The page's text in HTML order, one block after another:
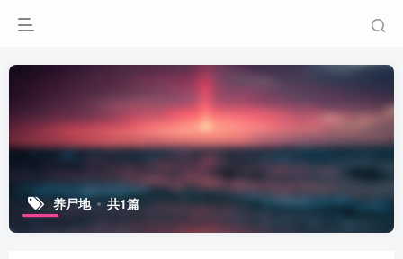
养尸地 共1篇